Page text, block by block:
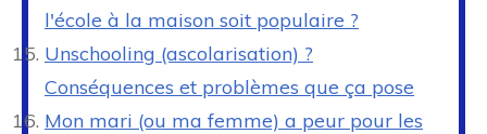
l'école à la maison soit populaire ?
Unschooling (ascolarisation) ?
Conséquences et problèmes que ça pose
Mon mari (ou ma femme) a peur pour les